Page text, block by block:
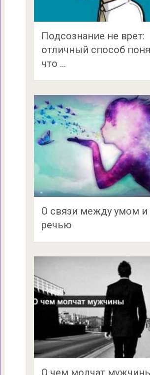
Подсознание не врет:
отличный способ
что …
О связи между умом и
речью